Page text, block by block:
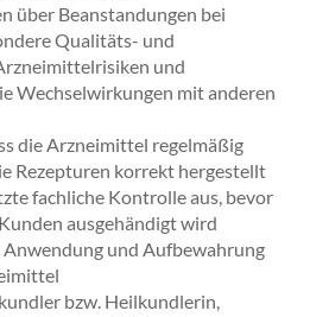
über Beanstandungen bei
Qualitäts- und
und
Wechselwirkungen mit anderen
die Arzneimittel regelmäßig
Rezepturen korrekt hergestellt
fachliche Kontrolle aus, bevor
ausgehändigt wird
und Aufbewahrung
bzw. Heilkundlerin,